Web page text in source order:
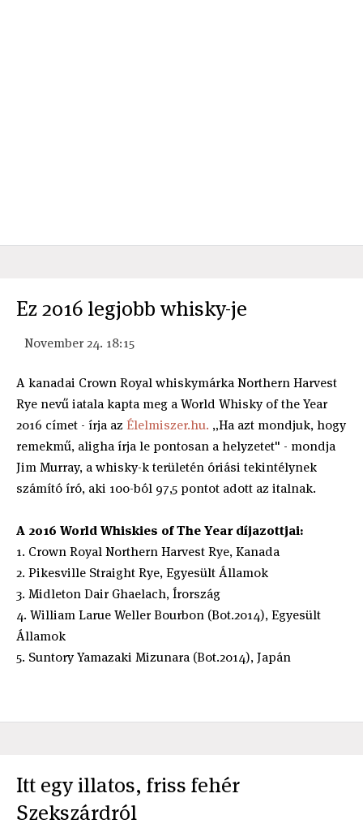
Ez 2016 legjobb whisky-je
November 24. 18:15
A kanadai Crown Royal whiskymárka Northern Harvest
Rye nevű iatala kapta meg a World Whisky of the Year
2016 címet - írja az Élelmiszer.hu. „Ha azt mondjuk, hogy
remekmű, aligha írja le pontosan a helyzetet" - mondja
Jim Murray, a whisky-k területén óriási tekintélynek
számító író, aki 100-ból 97,5 pontot adott az italnak.
A 2016 World Whiskies of The Year díjazottjai:
1. Crown Royal Northern Harvest Rye, Kanada
2. Pikesville Straight Rye, Egyesült Államok
3. Midleton Dair Ghaelach, Írország
4. William Larue Weller Bourbon (Bot.2014), Egyesült
Államok
5. Suntory Yamazaki Mizunara (Bot.2014), Japán
Itt egy illatos, friss fehér
Szekszárdról